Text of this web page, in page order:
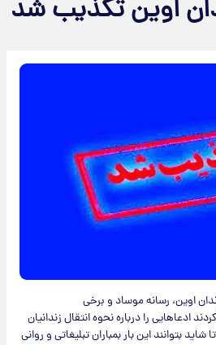
اوین تکذیب شد
اوین، رسانه موساد و برخی
ادعاهایی را درباره نحوه انتقال زندانیان
بتوانند این بار بمباران تبلیغاتی و روانی